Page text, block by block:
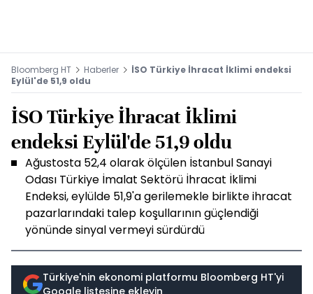
Bloomberg HT Haberler
İSO Türkiye İhracat İklimi endeksi
Eylül'de 51,9 oldu
İSO Türkiye İhracat İklimi
endeksi Eylül'de 51,9 oldu
Ağustosta 52,4 olarak ölçülen İstanbul Sanayi
Odası Türkiye İmalat Sektörü İhracat İklimi
Endeksi, eylülde 51,9'a gerilemekle birlikte ihracat
pazarlarındaki talep koşullarının güçlendiği
yönünde sinyal vermeyi sürdürdü
Türkiye'nin ekonomi platformu Bloomberg HT'yi
Google listesine ekleyin